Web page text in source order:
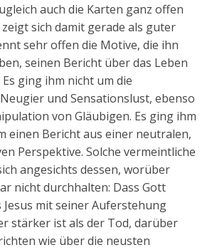
auch die Karten ganz offen
sich damit gerade als guter
sehr offen die Motive, die ihn
seinen Bericht über das Leben
ging ihm nicht um die
und Sensationslust, ebenso
von Gläubigen. Es ging ihm
einen Bericht aus einer neutralen,
Perspektive. Solche vermeintliche
angesichts dessen, worüber
nicht durchhalten: Dass Gott
Jesus mit seiner Auferstehung
stärker ist als der Tod, darüber
wie über die neusten